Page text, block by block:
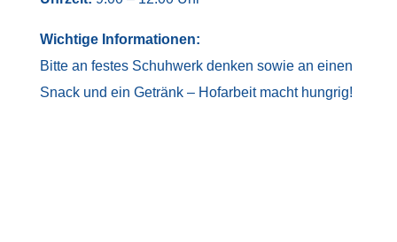
Wichtige Informationen:
Bitte an festes Schuhwerk denken sowie an einen
Snack und ein Getränk – Hofarbeit macht hungrig!